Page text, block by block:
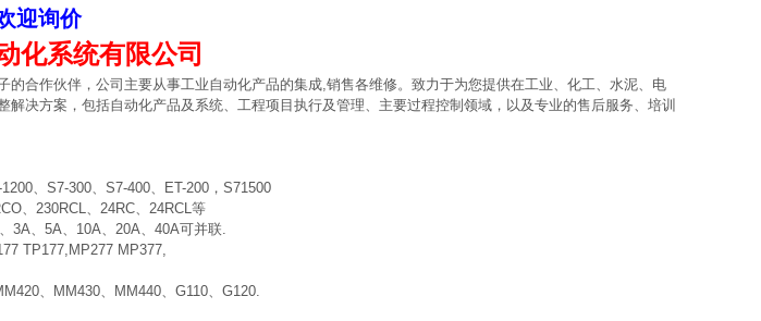
迎询价
化系统有限公司
的合作伙伴，公司主要从事工业自动化产品的集成,销售各维修。致力于为您提供在工业、化工、水泥、电
解决方案，包括自动化产品及系统、工程项目执行及管理、主要过程控制领域，以及专业的售后服务、培训
、S7-300、S7-400、ET-200，S71500
、230RCL、24RC、24RCL等
3A、5A、10A、20A、40A可并联.
TP177,MP277 MP377,
、MM430、MM440、G110、G120.